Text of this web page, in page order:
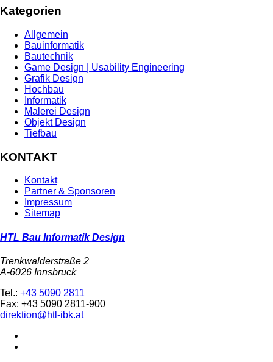
Kategorien
Allgemein
Bauinformatik
Bautechnik
Game Design | Usability Engineering
Grafik Design
Hochbau
Informatik
Malerei Design
Objekt Design
Tiefbau
KONTAKT
Kontakt
Partner & Sponsoren
Impressum
Sitemap
HTL Bau Informatik Design
Trenkwalderstraße 2
A-6026 Innsbruck
Tel.: +43 5090 2811
Fax: +43 5090 2811-900
direktion@htl-ibk.at